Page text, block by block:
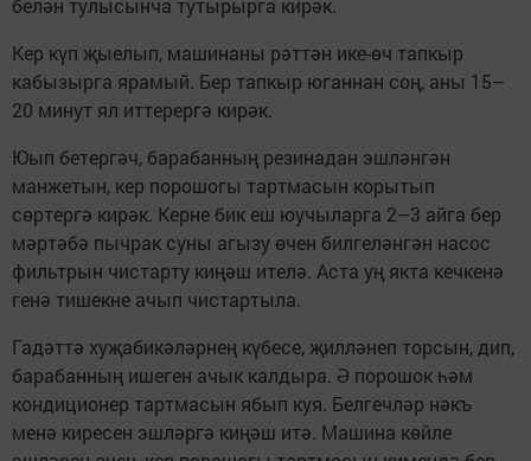
белән тулысынча тутырырга кирәк.
Кер күп җыелып, машинаны рәттән ике-өч тапкыр
кабызырга ярамый. Бер тапкыр юганнан соң, аны 15–
20 минут ял иттерергә кирәк.
Юып бетергәч, барабанның резинадан эшләнгән
манжетын, кер порошогы тартмасын корытып
сөртергә кирәк. Керне бик еш юучыларга 2–3 айга бер
мәртәбә пычрак суны агызу өчен билгеләнгән насос
фильтрын чистарту киңәш ителә. Аста уң якта кечкенә
генә тишекне ачып чистартыла.
Гадәттә хуҗабикәләрнең күбесе, җилләнеп торсын, дип,
барабанның ишеген ачык калдыра. Ә порошок һәм
кондиционер тартмасын ябып куя. Белгечләр нәкъ
менә киресен эшләргә киңәш итә. Машина көйле